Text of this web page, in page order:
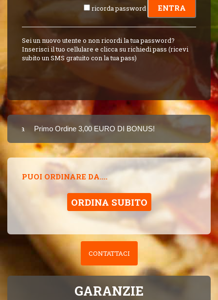
ricorda password
Sei un nuovo utente o non ricordi la tua password?
Inserisci il tuo cellulare e clicca su richiedi pass (ricevi
subito un SMS gratuito con la tua pass)
Primo Ordine 3,00 EURO DI BONUS!
8 PUNTI 3,00
PUOI ORDINARE DA....
ORDINA SUBITO
CONTATTACI
GARANZIE